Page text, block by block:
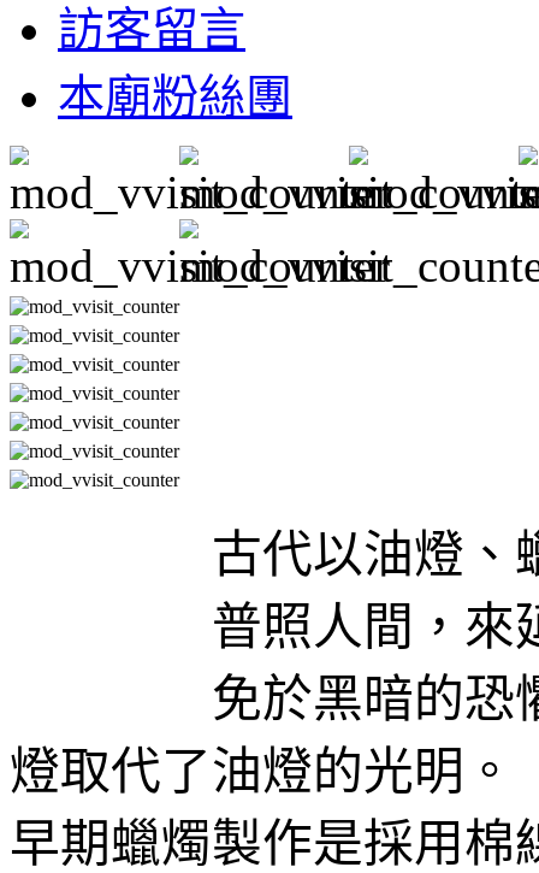
訪客留言
本廟粉絲團
古代以油燈、
普照人間，來
免於黑暗的恐
燈取代了油燈的光明。
早期蠟燭製作是採用棉